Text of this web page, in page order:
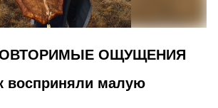
ОЩУЩЕНИЯ
восприняли малую